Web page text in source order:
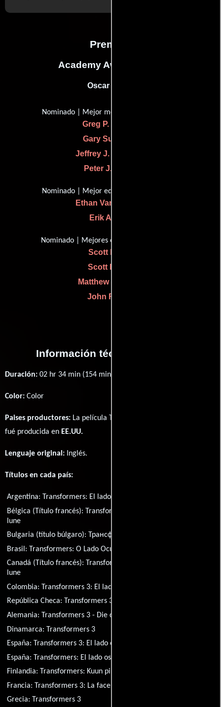
Premios
Academy Awards, USA
Oscar (2012)
Nominado | Mejor mezcla de sonido
Greg P. Russell
Gary Summers
Jeffrey J. Haboush
Peter J. Devlin
Nominado | Mejor edición de sonido
Ethan Van der Ryn
Erik Aadahl
Nominado | Mejores efectos visuales
Scott Farrar
Scott Benza
Matthew E. Butler
John Frazier
Información técnica y general
Duración: 02 hr 34 min (154 minutos) .
Color: Color
Paises productores: La película Transformers: Dark of the Moon
fué producida en EE.UU.
Lenguaje original: Inglés.
Títulos en cada país:
Argentina: Transformers: El lado oscuro de la luna
Bélgica (Título francés): Transformers 3: La face cachée de la
lune
Bulgaria (título búlgaro): Трансформърс 3
Brasil: Transformers: O Lado Oculto da Lua
Canadá (Título francés): Transformers 3: La face cachée de la
lune
Colombia: Transformers 3: El lado oscuro de la luna
República Checa: Transformers 3
Alemania: Transformers 3 - Die dunkle Seite des Mondes
Dinamarca:Transformers 3
España: Transformers 3: El lado oscuro de la Luna
España:Transformers: El lado oscuro de la luna
Finlandia: Transformers: Kuun pimeä puoli
Francia: Transformers 3: La face cachée de la lune
Grecia: Transformers 3